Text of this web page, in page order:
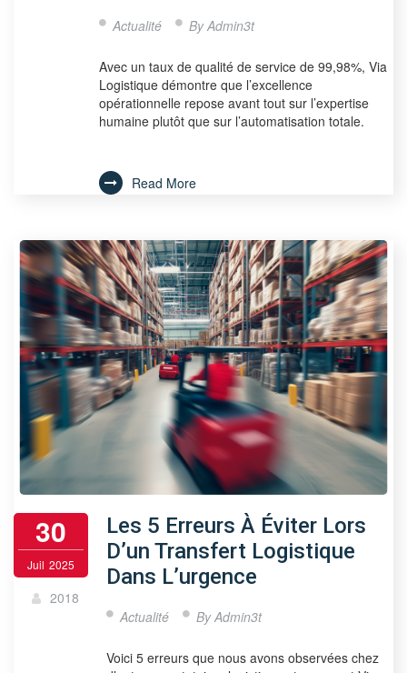
Actualité ByAdmin3t
Avec un taux de qualité de service de 99,98%, Via
Logistique démontre que l’excellence
opérationnelle repose avant tout sur l’expertise
humaine plutôt que sur l’automatisation totale.
Read More
30
Juil 2025
2018
Les 5 Erreurs À Éviter Lors
D’un Transfert Logistique
Dans L’urgence
Actualité ByAdmin3t
Voici 5 erreurs que nous avons observées chez